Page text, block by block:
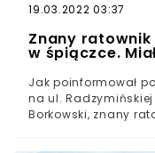
19.03.2022 03:37
Znany
w śpiączce.
Jak poinformował
na ul. Radzymińskiej
Borkowski, znany